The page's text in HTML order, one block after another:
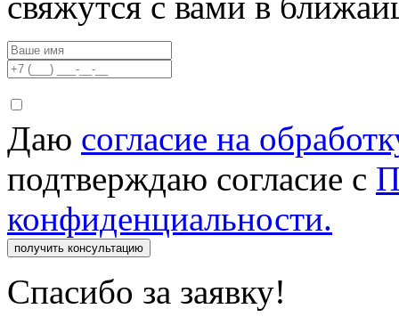
Даю согласие на
подтверждаю согласие с
конфиденциальности.
получить консультацию
Спасибо за заявку!